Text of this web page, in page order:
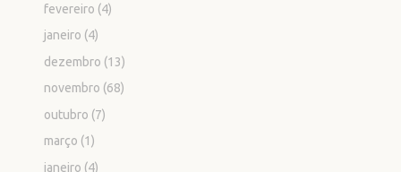
fevereiro (4)
janeiro (4)
dezembro (13)
novembro (68)
outubro (7)
março (1)
janeiro (4)